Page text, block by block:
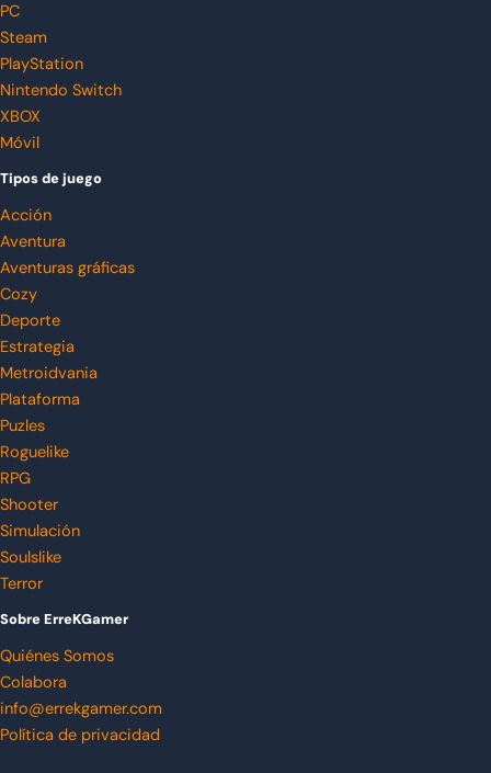
PC
Steam
PlayStation
Nintendo Switch
XBOX
Móvil
Tipos de juego
Acción
Aventura
Aventuras gráficas
Cozy
Deporte
Estrategia
Metroidvania
Plataforma
Puzles
Roguelike
RPG
Shooter
Simulación
Soulslike
Terror
Sobre ErreKGamer
Quiénes Somos
Colabora
info@errekgamer.com
Política de privacidad